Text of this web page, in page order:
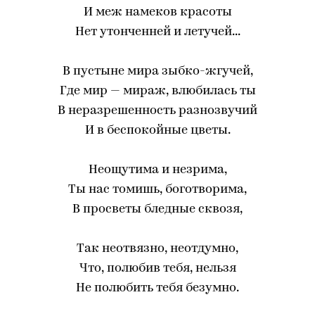
И меж намеков красоты
Нет утонченней и летучей...
В пустыне мира зыбко-жгучей,
Где мир — мираж, влюбилась ты
В неразрешенность разнозвучий
И в беспокойные цветы.
Неощутима и незрима,
Ты нас томишь, боготворима,
В просветы бледные сквозя,
Так неотвязно, неотдумно,
Что, полюбив тебя, нельзя
Не полюбить тебя безумно.